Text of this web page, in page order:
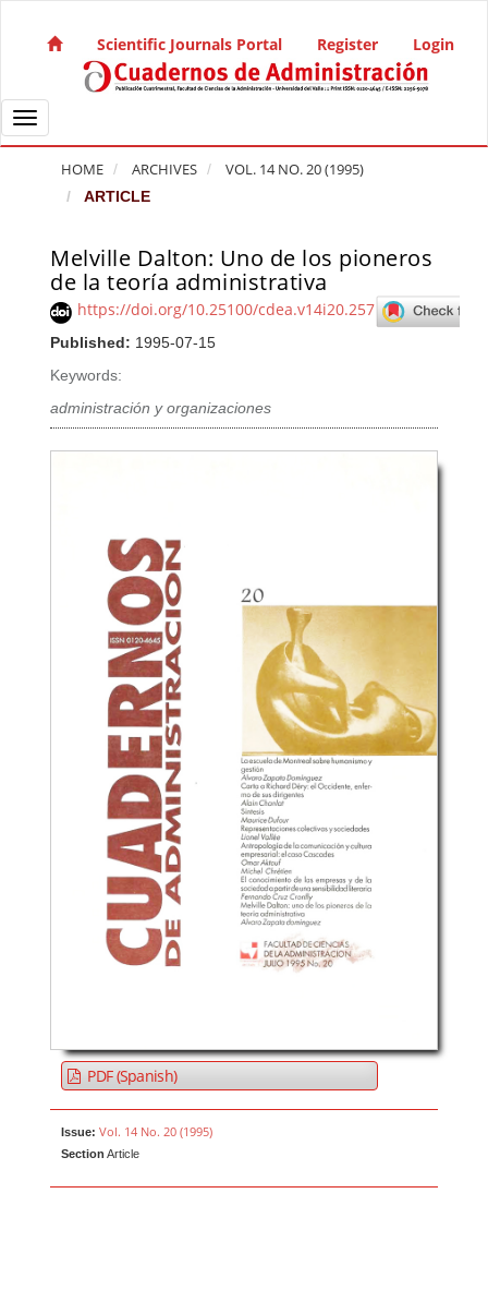
Main Navigation
Main Content
Sidebar
Scientific Journals Portal Register Login
Toggle navigation
HOME ARCHIVES VOL. 14 NO. 20 (1995)
ARTICLE
Melville Dalton: Uno de los pioneros
de la teoría administrativa
https://doi.org/10.25100/cdea.v14i20.257
Published: 1995-07-15
Keywords:
administración y organizaciones
Article Sidebar
PDF (Spanish)
Issue: Vol. 14 No. 20 (1995)
Section Article